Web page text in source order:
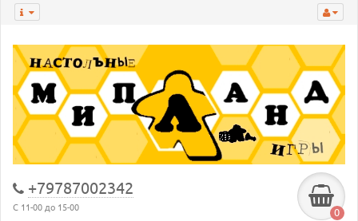
+79787002342
С 11-00 до 15-00 0